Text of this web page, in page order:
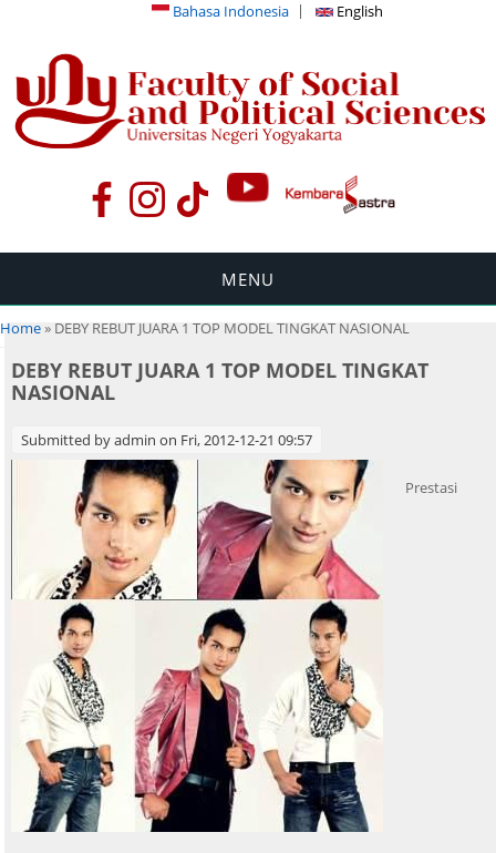
Bahasa Indonesia English
MENU
You are here
Home» DEBY REBUT JUARA 1 TOP MODEL TINGKAT NASIONAL
DEBY REBUT JUARA 1 TOP MODEL TINGKAT
NASIONAL
Submitted byadmin on Fri, 2012-12-21 09:57
Prestasi